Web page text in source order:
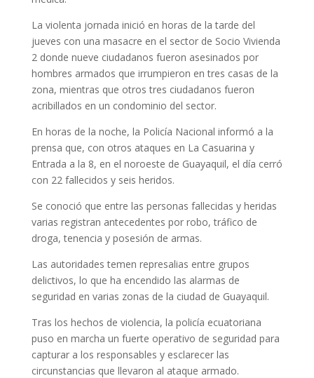
La violenta jornada inició en horas de la tarde del
jueves con una masacre en el sector de Socio Vivienda
2 donde nueve ciudadanos fueron asesinados por
hombres armados que irrumpieron en tres casas de la
zona, mientras que otros tres ciudadanos fueron
acribillados en un condominio del sector.
En horas de la noche, la Policía Nacional informó a la
prensa que, con otros ataques en La Casuarina y
Entrada a la 8, en el noroeste de Guayaquil, el día cerró
con 22 fallecidos y seis heridos.
Se conoció que entre las personas fallecidas y heridas
varias registran antecedentes por robo, tráfico de
droga, tenencia y posesión de armas.
Las autoridades temen represalias entre grupos
delictivos, lo que ha encendido las alarmas de
seguridad en varias zonas de la ciudad de Guayaquil.
Tras los hechos de violencia, la policía ecuatoriana
puso en marcha un fuerte operativo de seguridad para
capturar a los responsables y esclarecer las
circunstancias que llevaron al ataque armado.